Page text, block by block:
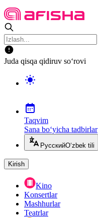
Juda qisqa qidiruv so‘rovi
Taqvim
Sana bo‘yicha tadbirlar
РусскийO‘zbek tili
Kirish
Kino
Konsertlar
Mashhurlar
Teatrlar